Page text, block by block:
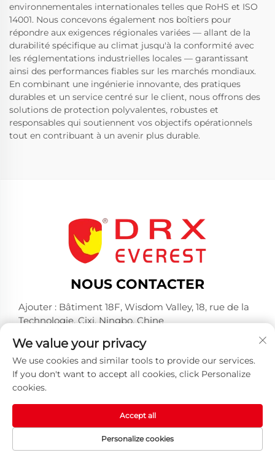
environnementales internationales telles que RoHS et ISO
14001. Nous concevons également nos boîtiers pour
répondre aux exigences régionales variées — allant de la
durabilité spécifique au climat jusqu'à la conformité avec
les réglementations industrielles locales — garantissant
ainsi des performances fiables sur les marchés mondiaux.
En combinant une ingénierie innovante, des pratiques
durables et un service centré sur le client, nous offrons des
solutions de protection polyvalentes, robustes et
responsables qui soutiennent vos objectifs opérationnels
tout en contribuant à un avenir plus durable.
NOUS CONTACTER
Ajouter : Bâtiment 18F, Wisdom Valley, 18, rue de la
Technologie, Cixi, Ningbo, Chine
Tél. : +86-574-23660321
E-mail :[email protected]
Tous droits réservés © 2025 par Huangshan DRX
Industrial Co., Ltd -Politique de confidentialité
We value your privacy
We use cookies and similar tools to provide our services.
If you don't want to accept all cookies, click Personalize
cookies.
Personalize cookies
Accept all